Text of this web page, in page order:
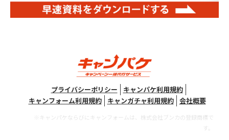
プライバシーポリシー
キャンパケ利用規約
キャンフォーム利用規約
キャンガチャ利用規約 会社概要
※キャンパケならびにキャンフォームは、株式会社ブンカの登録商標で
す。